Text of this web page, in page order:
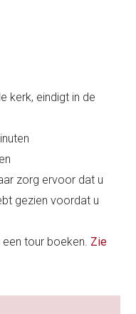
kerk, eindigt in de
zorg ervoor dat u
gezien voordat u
tour boeken. Zie